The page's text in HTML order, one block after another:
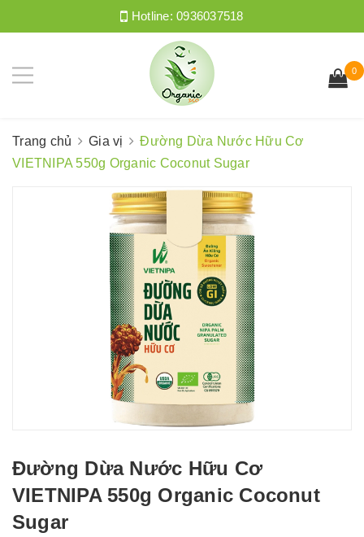
Hotline:0936037518
0
Trang chủ Gia vị
Đường Dừa Nước Hữu Cơ
VIETNIPA 550g Organic Coconut Sugar
Đường Dừa Nước Hữu Cơ
VIETNIPA 550g Organic Coconut
Sugar